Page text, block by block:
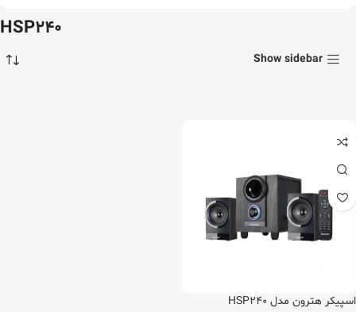
HSP240
Show sidebar
اسپیکر هترون مدل HSP240